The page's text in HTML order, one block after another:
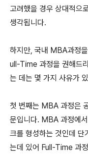
고려했을 경우 상대적으
생각됩니다.
하지만, 국내 MBA과정
ull-Time 과정을 권해드
는 데는 몇 가지 사유가
첫 번째는 MBA 과정은
문입니다. MBA 과정에
크를 형성하는 것인데 단
는데 있어 Full-Time 과